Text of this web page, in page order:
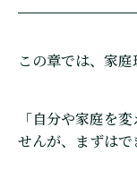
この章では、家庭
「自分や家庭を
せんが、まずはで